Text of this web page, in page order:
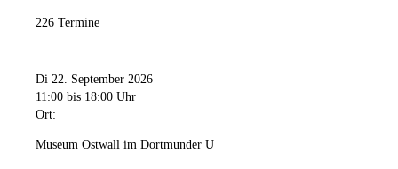
226 Termine
Di 22. September 2026
11:00 bis 18:00 Uhr
Ort:
Museum Ostwall im Dortmunder U